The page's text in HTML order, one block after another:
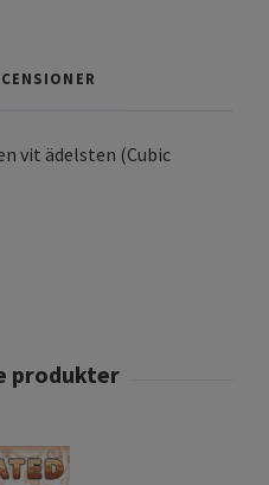
vit ädelsten (Cubic